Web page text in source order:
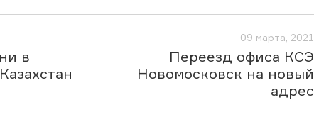
в
09 марта, 2021
Переезд офиса КСЭ
Новомосковск на новый
адрес